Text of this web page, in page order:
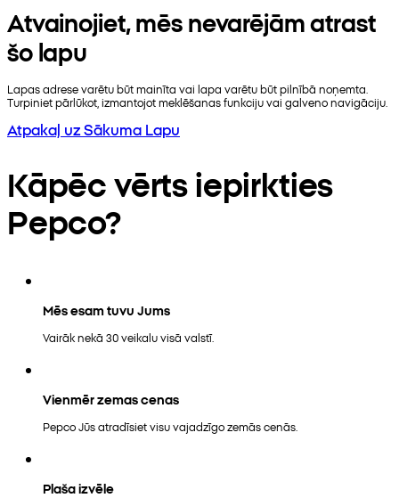
Atvainojiet, mēs nevarējām atrast
šo lapu
Lapas adrese varētu būt mainīta vai lapa varētu būt pilnībā noņemta.
Turpiniet pārlūkot, izmantojot meklēšanas funkciju vai galveno navigāciju.
Atpakaļ uz Sākuma Lapu
Kāpēc vērts iepirkties
Pepco?
Mēs esam tuvu Jums
Vairāk nekā 30 veikalu visā valstī.
Vienmēr zemas cenas
Pepco Jūs atradīsiet visu vajadzīgo zemās cenās.
Plaša izvēle